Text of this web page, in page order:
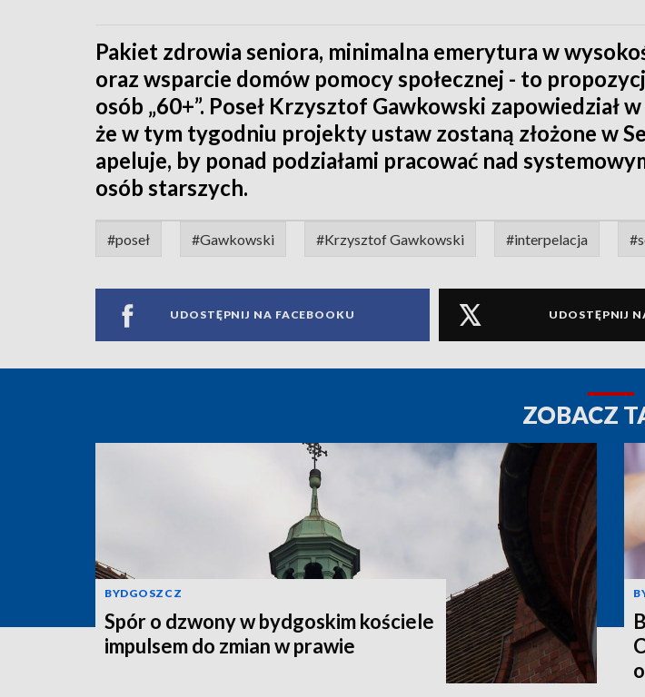
Pakiet zdrowia seniora, minimalna emerytura w
oraz wsparcie domów pomocy społecznej - to
osób „60+”. Poseł Krzysztof Gawkowski zapowiedział
że w tym tygodniu projekty ustaw zostaną złożone w
apeluje, by ponad podziałami pracować nad
osób starszych.
#poseł #Gawkowski #Krzysztof Gawkowski #interpelacja
UDOSTĘPNIJ NA FACEBOOKU UDOSTĘPNIJ
ZOBACZ
BYDGOSZCZ
Spór o dzwony w bydgoskim kościele
impulsem do zmian w prawie